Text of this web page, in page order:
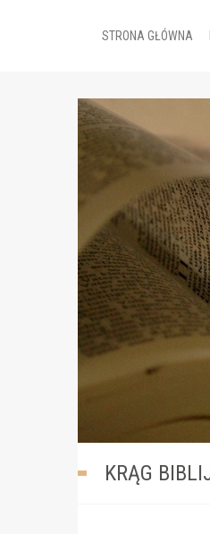
STRONA GŁÓWNA
KRĄG